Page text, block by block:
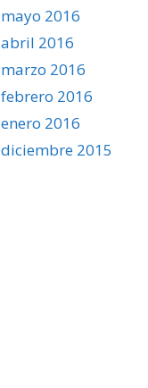
mayo 2016
abril 2016
marzo 2016
febrero 2016
enero 2016
diciembre 2015